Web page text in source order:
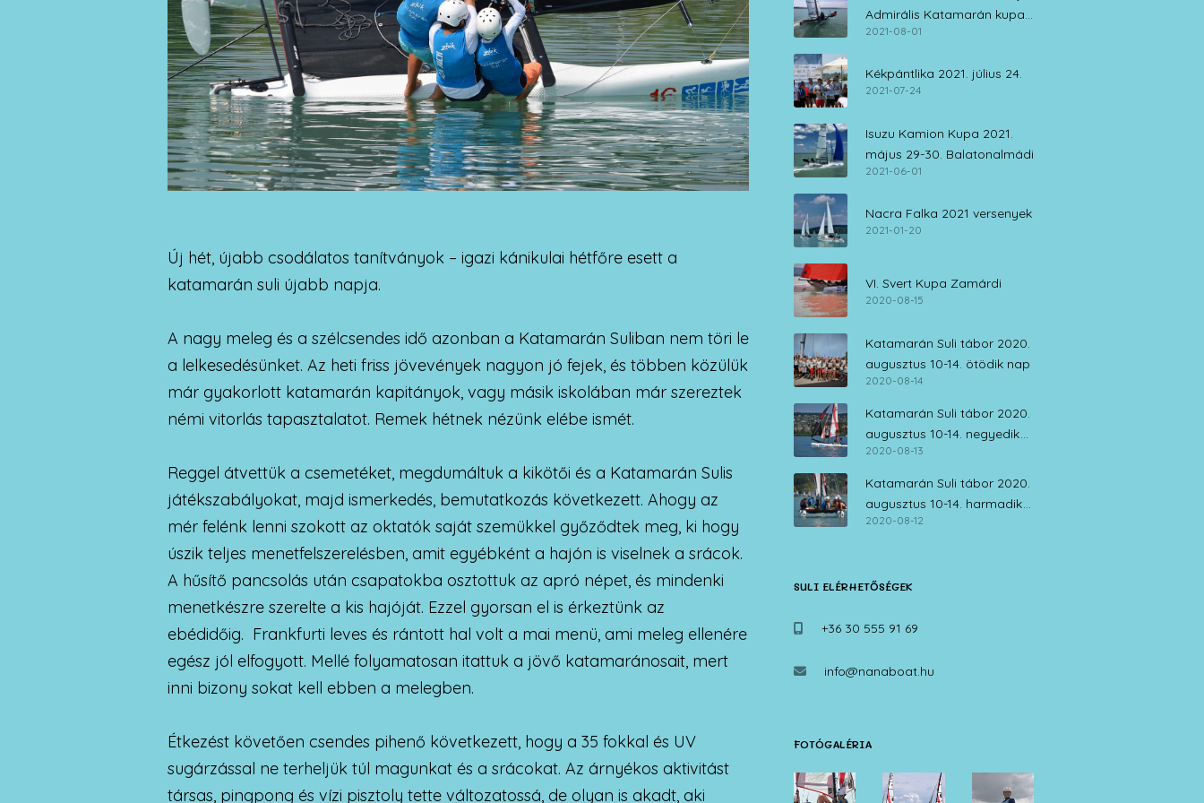
Új hét, újabb csodálatos tanítványok – igazi kánikulai hétfőre esett a
katamarán suli újabb napja.
A nagy meleg és a szélcsendes idő azonban a Katamarán Suliban nem töri le
a lelkesedésünket. Az heti friss jövevények nagyon jó fejek, és többen közülük
már gyakorlott katamarán kapitányok, vagy másik iskolában már szereztek
némi vitorlás tapasztalatot. Remek hétnek nézünk elébe ismét.
Reggel átvettük a csemetéket, megdumáltuk a kikötői és a Katamarán Sulis
játékszabályokat, majd ismerkedés, bemutatkozás következett. Ahogy az
mér felénk lenni szokott az oktatók saját szemükkel győződtek meg, ki hogy
úszik teljes menetfelszerelésben, amit egyébként a hajón is viselnek a srácok.
A hűsítő pancsolás után csapatokba osztottuk az apró népet, és mindenki
menetkészre szerelte a kis hajóját. Ezzel gyorsan el is érkeztünk az
ebédidőig. Frankfurti leves és rántott hal volt a mai menü, ami meleg ellenére
egész jól elfogyott. Mellé folyamatosan itattuk a jövő katamaránosait, mert
inni bizony sokat kell ebben a melegben.
Étkezést követően csendes pihenő következett, hogy a 35 fokkal és UV
sugárzással ne terheljük túl magunkat és a srácokat. Az árnyékos aktivitást
társas, pingpong és vízi pisztoly tette változatossá, de olyan is akadt, aki
Admirális Katamarán kupa
július 30. – augusztus 1.
2021-08-01
Kékpántlika 2021. július 24.
2021-07-24
Isuzu Kamion Kupa 2021.
május 29-30. Balatonalmádi
2021-06-01
Nacra Falka 2021 versenyek
2021-01-20
VI. Svert Kupa Zamárdi
2020-08-15
Katamarán Suli tábor 2020.
augusztus 10-14. ötödik nap
2020-08-14
Katamarán Suli tábor 2020.
augusztus 10-14. negyedik
nap
2020-08-13
Katamarán Suli tábor 2020.
augusztus 10-14. harmadik
nap
2020-08-12
SULI ELÉRHETŐSÉGEK
+36 30 555 91 69
info@nanaboat.hu
FOTÓGALÉRIA